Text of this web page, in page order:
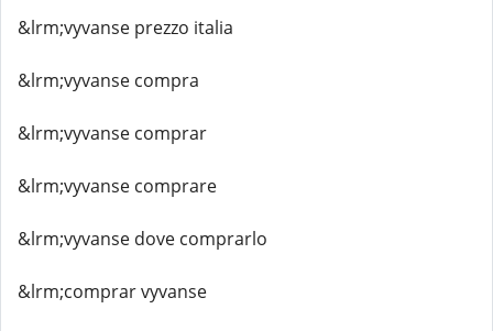
&lrm;vyvanse prezzo italia
&lrm;vyvanse compra
&lrm;vyvanse comprar
&lrm;vyvanse comprare
&lrm;vyvanse dove comprarlo
&lrm;comprar vyvanse